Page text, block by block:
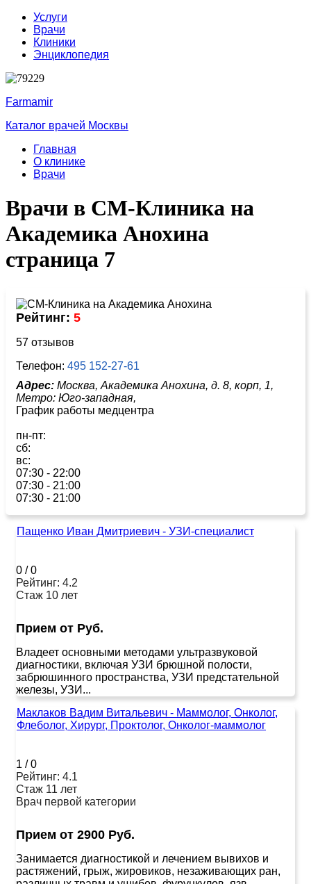
Услуги
Врачи
Клиники
Энциклопедия
Farmamir
Каталог врачей Москвы
Главная
О клинике
Врачи
Врачи в СМ-Клиника на
Академика Анохина
страница 7
Рейтинг: 5
57 отзывов
Телефон: 495 152-27-61
Адрес: Москва, Академика Анохина, д. 8, корп, 1,
Метро: Юго-западная,
График работы медцентра
пн-пт:
сб:
вс:
07:30 - 22:00
07:30 - 21:00
07:30 - 21:00
Пащенко Иван Дмитриевич - УЗИ-специалист
0 /0
Рейтинг: 4.2
Стаж 10 лет
Прием от Руб.
Владеет основными методами ультразвуковой
диагностики, включая УЗИ брюшной полости,
забрюшинного пространства, УЗИ предстательной
железы, УЗИ...
Маклаков Вадим Витальевич - Маммолог, Онколог,
Флеболог, Хирург, Проктолог, Онколог-маммолог
1 /0
Рейтинг: 4.1
Стаж 11 лет
Врач первой категории
Прием от 2900 Руб.
Занимается диагностикой и лечением вывихов и
растяжений, грыж, жировиков, незаживающих ран,